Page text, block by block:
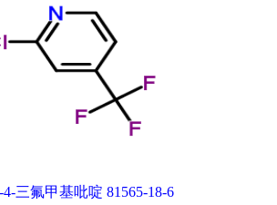
4-三氟甲基吡啶 81565-18-6